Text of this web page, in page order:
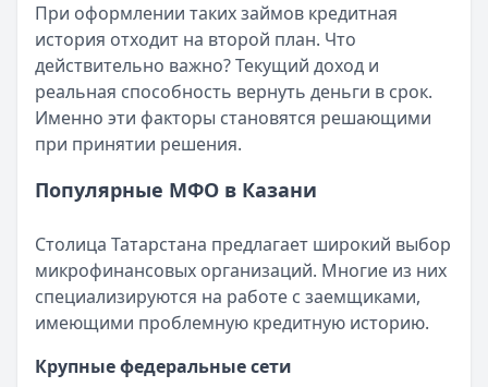
Кратко:Пришло СМС об одобрении займа от Bigmani
Опубликовано:23 ноября 2025 г.
Категория:МФО
Читать новость
Все новости
При оформлении таких займов кредитная
история отходит на второй план. Что
действительно важно? Текущий доход и
реальная способность вернуть деньги в срок.
Именно эти факторы становятся решающими
при принятии решения.
Популярные МФО в Казани
Столица Татарстана предлагает широкий выбор
микрофинансовых организаций. Многие из них
специализируются на работе с заемщиками,
имеющими проблемную кредитную историю.
Крупные федеральные сети